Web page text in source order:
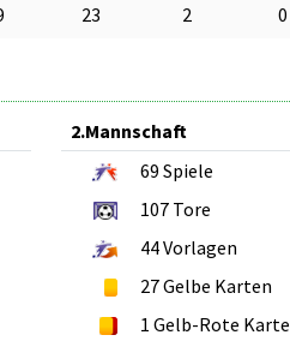
23 2 0
2.Mannschaft
69 Spiele
107Tore
44Vorlagen
27Gelbe Karten
1 Gelb-Rote Karte